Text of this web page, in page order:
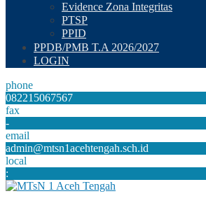
Evidence Zona Integritas
PTSP
PPID
PPDB/PMB T.A 2026/2027
LOGIN
phone
082215067567
fax
-
email
admin@mtsn1acehtengah.sch.id
local
: